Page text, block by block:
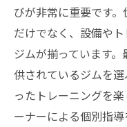
びが非常に重要です
だけでなく、設備や
ジムが揃っています
供されているジムを
ったトレーニングを
ーナーによる個別指